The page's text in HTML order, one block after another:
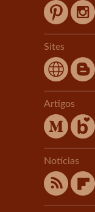
Sites
Artigos
Notícias